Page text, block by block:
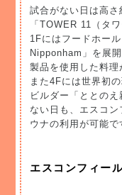
試合がない日は高
「TOWER 11（タ
1Fにはフードホー
Nipponham」を展
製品を使用した料理
また4Fには世界初
ビルダー「ととの
ない日も、エスコ
ウナの利用が可能で
エスコンフィー